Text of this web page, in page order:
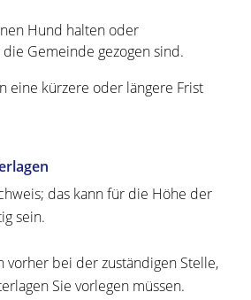
Hund halten oder
Gemeinde gezogen sind.
eine kürzere oder längere Frist
das kann für die Höhe der
sein.
vorher bei der zuständigen Stelle,
Sie vorlegen müssen.